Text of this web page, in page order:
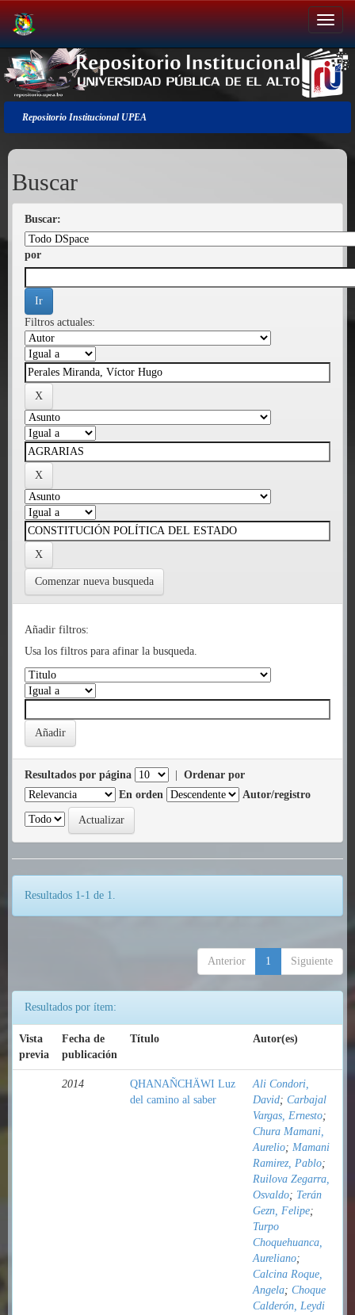
Salir
de
la
navegación
Repositorio Institucional UPEA
Buscar
Buscar:
por
Filtros actuales:
Comenzar nueva busqueda
Añadir filtros:
Usa los filtros para afinar la busqueda.
Resultados por página
Ordenar por
En orden
Autor/registro
Resultados 1-1 de 1.
Anterior 1 Siguiente
Resultados por ítem:
Vista
previa
Fecha de
publicación
Título Autor(es)
2014
QHANAÑCHÄWI Luz
del camino al saber
Ali Condori,
David; Carbajal
Vargas, Ernesto;
Chura Mamani,
Aurelio; Mamani
Ramirez, Pablo;
Ruilova Zegarra,
Osvaldo; Terán
Gezn, Felipe;
Turpo
Choquehuanca,
Aureliano;
Calcina Roque,
Angela; Choque
Calderón, Leydi